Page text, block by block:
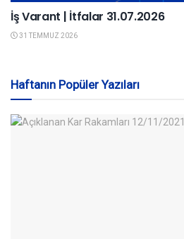
İş Varant | İtfalar 31.07.2026
31 TEMMUZ 2026
Haftanın Popüler Yazıları